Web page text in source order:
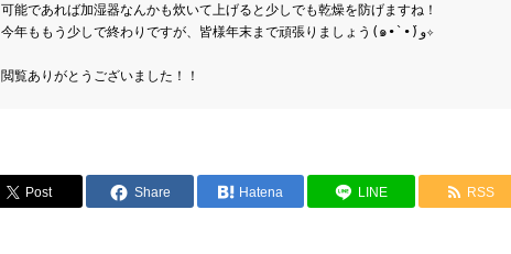
可能であれば加湿器なんかも炊いて上げると少しでも乾燥を防げますね！
今年ももう少しで終わりですが、皆様年末まで頑張りましょう(๑•̀ •́)و✧
閲覧ありがとうございました！！
Post Share Hatena LINE RSS